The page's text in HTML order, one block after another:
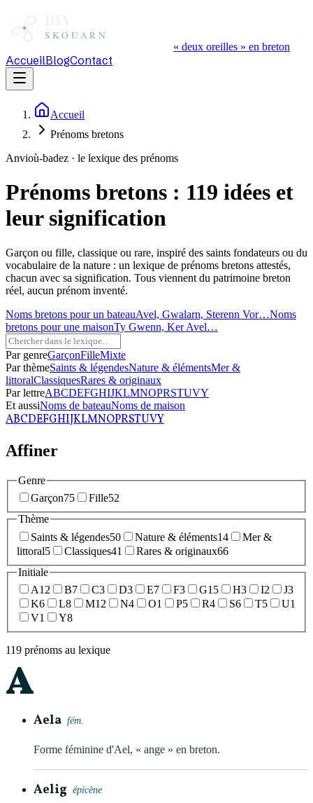
« deux oreilles » en breton
AccueilBlogContact
Accueil
Prénoms bretons
Anvioù-badez · le lexique des prénoms
Prénoms bretons : 119 idées et
leur signification
Garçon ou fille, classique ou rare, inspiré des saints fondateurs ou du
vocabulaire de la nature : un lexique de prénoms bretons attestés,
chacun avec sa signification. Tous viennent du patrimoine breton
réel, aucun prénom inventé.
Noms bretons pour un bateauAvel, Gwalarn, Sterenn Vor…Noms
bretons pour une maisonTy Gwenn, Ker Avel…
Par genreGarçonFilleMixte
Par thèmeSaints & légendesNature & élémentsMer &
littoralClassiquesRares & originaux
Par lettreABCDEFGHIJKLMNOPRSTUVY
Et aussiNoms de bateauNoms de maison
ABCDEFGHIJKLMNOPRSTUVY
Affiner
Genre
Garçon75 Fille52
Thème
Saints & légendes50 Nature & éléments14
Mer &
littoral5 Classiques41 Rares & originaux66
Initiale
A12 B7 C3 D3 E7 F3 G15 H3 I2 J3
K6 L8 M12 N4 O1 P5 R4 S6 T5 U1
V1 Y8
119 prénoms au lexique
A
Aela fém.
Forme féminine d'Ael, « ange » en breton.
Aelig épicène